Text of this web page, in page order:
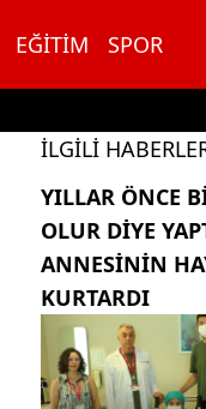
EĞITIM SPOR
İLGILI
YILLAR ÖNCE
OLUR DIYE
ANNESININ
KURTARDI